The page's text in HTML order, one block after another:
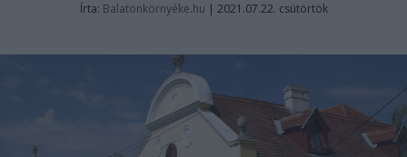
Írta: Balatonkörnyéke.hu | 2021.07.22. csütörtök